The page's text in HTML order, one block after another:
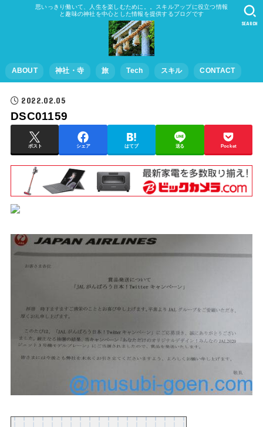
思いっきり働いて、人生を楽しむために。。スキルアップに役立つ情報
と趣味の神社を中心とした情報を提供するブログです
ABOUT 神社・寺 旅 Tech スキル CONTACT
SEARCH
2022.02.05
DSC01159
ポスト シェア はてブ 送る Pocket